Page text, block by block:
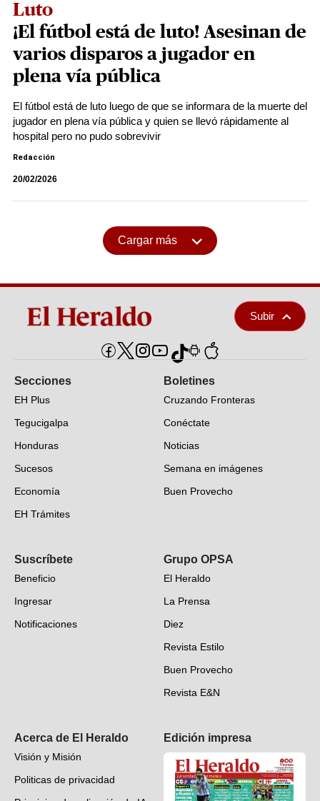
Luto
¡El fútbol está de luto! Asesinan de
varios disparos a jugador en
plena vía pública
El fútbol está de luto luego de que se informara de la muerte del
jugador en plena vía pública y quien se llevó rápidamente al
hospital pero no pudo sobrevivir
Redacción
20/02/2026
Cargar más
Subir
Secciones
EH Plus
Tegucigalpa
Honduras
Sucesos
Economía
EH Trámites
EH Verifica
Fotogalerías
Deportes
Videos
Boletines
Cruzando Fronteras
Conéctate
Noticias
Semana en imágenes
Buen Provecho
Suscríbete
Beneficio
Ingresar
Notificaciones
Grupo OPSA
El Heraldo
La Prensa
Diez
Revista Estilo
Buen Provecho
Revista E&N
Acerca de El Heraldo
Visión y Misión
Politicas de privacidad
Edición impresa